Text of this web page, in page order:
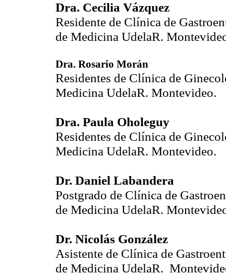
Dra. Cecilia Vázquez
Residente de Clínica de
de Medicina UdelaR.
Dra. Rosario Morán
Residentes de Clínica de
Medicina UdelaR. Montevideo.
Dra. Paula Oholeguy
Residentes de Clínica de
Medicina UdelaR. Montevideo.
Dr. Daniel Labandera
Postgrado de Clínica de
de Medicina UdelaR.
Dr. Nicolás González
Asistente de Clínica de
de Medicina UdelaR.